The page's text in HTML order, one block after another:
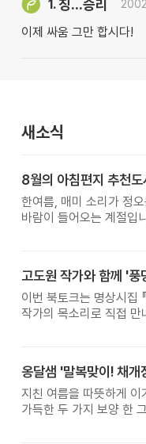
1.징...승리
이제 싸움 그만 합시다!
새소식
8월의 아침편지 추천도
한여름, 매미 소리가 정
바람이 들어오는 계절입
고도원 작가와 함께 '풍
이번 북토크는 명상시집
작가의 목소리로 직접 만
옹달샘 '말복맞이! 채개
지친 여름을 따뜻하게 이
가득한 두 가지 보양 한